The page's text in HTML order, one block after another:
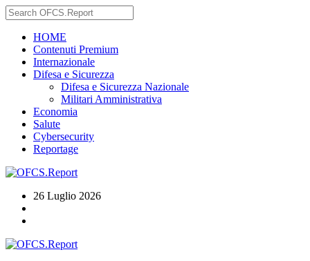
HOME
Contenuti Premium
Internazionale
Difesa e Sicurezza
Difesa e Sicurezza Nazionale
Militari Amministrativa
Economia
Salute
Cybersecurity
Reportage
26 Luglio 2026